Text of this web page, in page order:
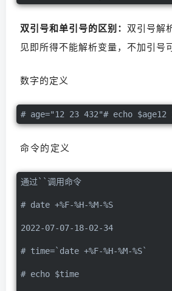
双引号和单引号的区别： 双引号解
见即所得不能解析变量，不加引号
数字的定义
# age="12 23 432"# echo $age12
命令的定义
通过``调用命令
# date +%F-%H-%M-%S
2022-07-07-18-02-34
# time=`date +%F-%H-%M-%S`
# echo $time